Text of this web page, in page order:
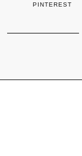
PINTEREST